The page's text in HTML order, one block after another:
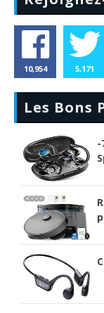
10,954 5,171
Les Bons
-